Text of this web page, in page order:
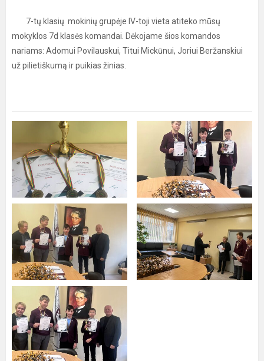
7-tų klasių mokinių grupėje IV-toji vieta atiteko mūsų
mokyklos 7d klasės komandai. Dėkojame šios komandos
nariams: Adomui Povilauskui, Titui Mickūnui, Joriui Beržanskiui
už pilietiškumą ir puikias žinias.